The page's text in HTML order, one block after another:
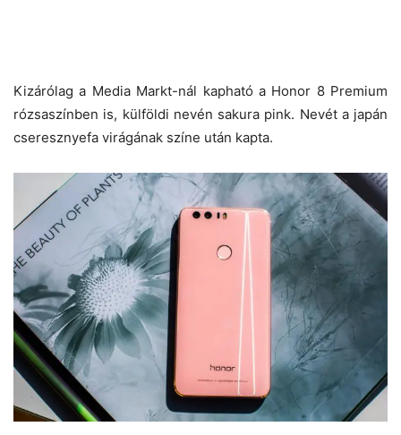
Kizárólag a Media Markt-nál kapható a Honor 8 Premium
rózsaszínben is, külföldi nevén sakura pink. Nevét a japán
cseresznyefa virágának színe után kapta.